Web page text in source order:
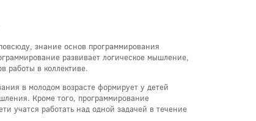
знание основ программирования
развивает логическое мышление,
работы в коллективе.
в молодом возрасте формирует у детей
Кроме того, программирование
учатся работать над одной задачей в течение